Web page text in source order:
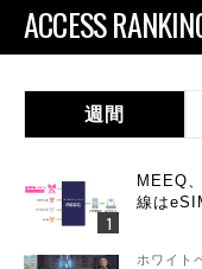
ACCESS
週間
MEEQ
線は
ホワイト